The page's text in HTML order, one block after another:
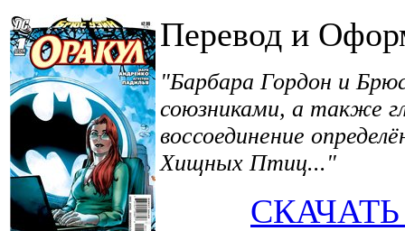
Перевод и
"Барбара Гордон и
союзниками, а также
воссоединение
Хищных Птиц..."